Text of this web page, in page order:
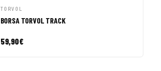
VISTA RÁPIDA
TORVOL
BORSA TORVOL TRACK
59,90€